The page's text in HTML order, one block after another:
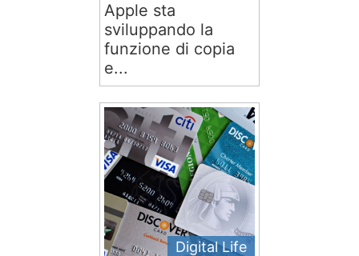
Apple sta
sviluppando la
funzione di copia
e...
Digital Life